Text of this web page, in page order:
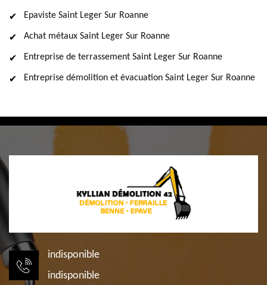
Epaviste Saint Leger Sur Roanne
Achat métaux Saint Leger Sur Roanne
Entreprise de terrassement Saint Leger Sur Roanne
Entreprise démolition et évacuation Saint Leger Sur Roanne
indisponible
indisponible